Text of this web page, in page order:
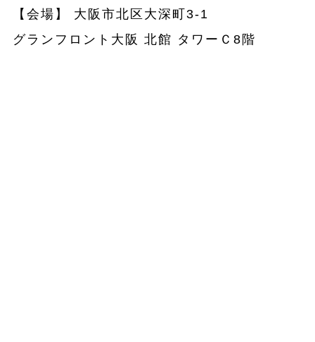
【会場】 大阪市北区大深町3-1
グランフロント大阪 北館 タワーＣ8階